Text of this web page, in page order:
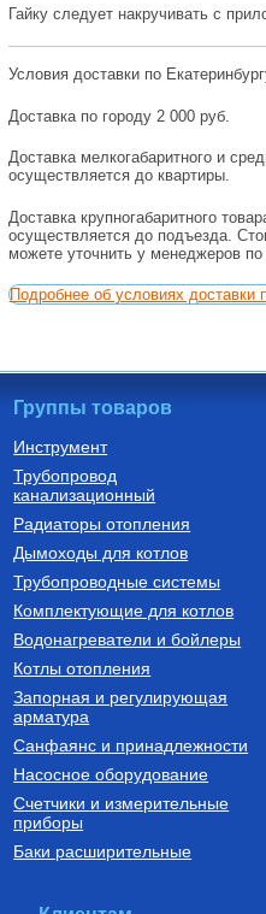
Гайку следует накручивать с
Условия доставки по
Доставка по городу 2 000 руб.
Доставка мелкогабаритного и
осуществляется до квартиры.
Доставка крупногабаритного
осуществляется до подъезда.
можете уточнить у менеджеров
Подробнее об условиях доставки
Группы товаров
Инструмент
Трубопровод
канализационный
Радиаторы отопления
Дымоходы для котлов
Трубопроводные системы
Комплектующие для котлов
Водонагреватели и бойлеры
Котлы отопления
Запорная и регулирующая
арматура
Санфаянс и принадлежности
Насосное оборудование
Счетчики и измерительные
приборы
Баки расширительные